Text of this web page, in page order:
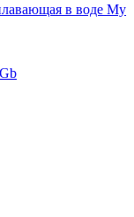
в воде My